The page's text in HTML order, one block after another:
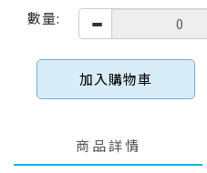
數量:
加入購物車
商品詳情